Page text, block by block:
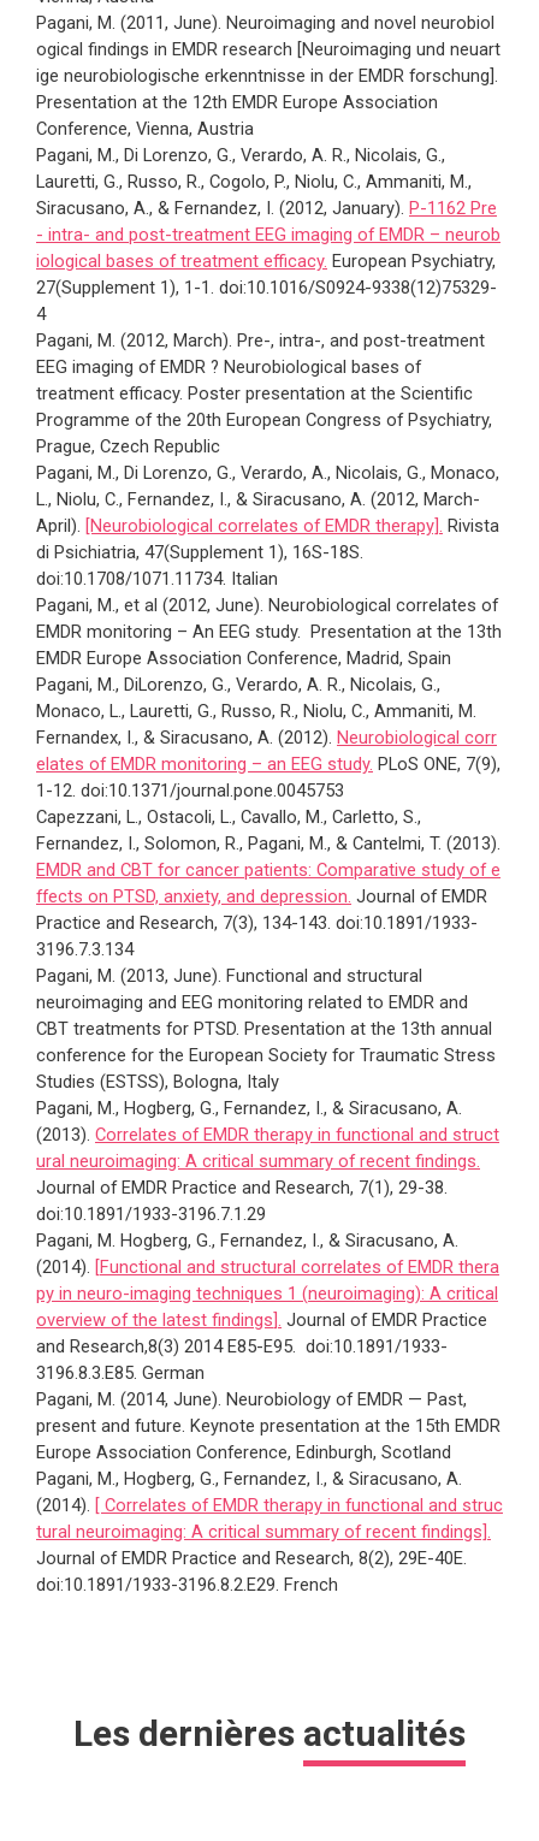
Pagani, M. (2011, June). Neuroimaging and novel neurobiol
ogical findings in EMDR research [Neuroimaging und neuart
ige neurobiologische erkenntnisse in der EMDR forschung].
Presentation at the 12th EMDR Europe Association
Conference, Vienna, Austria
Pagani, M., Di Lorenzo, G., Verardo, A. R., Nicolais, G.,
Lauretti, G., Russo, R., Cogolo, P., Niolu, C., Ammaniti, M.,
Siracusano, A., & Fernandez, I. (2012, January). P-1162 Pre
- intra- and post-treatment EEG imaging of EMDR – neurob
iological bases of treatment efficacy. European Psychiatry,
27(Supplement 1), 1-1. doi:10.1016/S0924-9338(12)75329-
4
Pagani, M. (2012, March). Pre-, intra-, and post-treatment
EEG imaging of EMDR ? Neurobiological bases of
treatment efficacy. Poster presentation at the Scientific
Programme of the 20th European Congress of Psychiatry,
Prague, Czech Republic
Pagani, M., Di Lorenzo, G., Verardo, A., Nicolais, G., Monaco,
L., Niolu, C., Fernandez, I., & Siracusano, A. (2012, March-
April). [Neurobiological correlates of EMDR therapy]. Rivista
di Psichiatria, 47(Supplement 1), 16S-18S.
doi:10.1708/1071.11734. Italian
Pagani, M., et al (2012, June). Neurobiological correlates of
EMDR monitoring – An EEG study. Presentation at the 13th
EMDR Europe Association Conference, Madrid, Spain
Pagani, M., DiLorenzo, G., Verardo, A. R., Nicolais, G.,
Monaco, L., Lauretti, G., Russo, R., Niolu, C., Ammaniti, M.
Fernandex, I., & Siracusano, A. (2012). Neurobiological corr
elates of EMDR monitoring – an EEG study. PLoS ONE, 7(9),
1-12. doi:10.1371/journal.pone.0045753
Capezzani, L., Ostacoli, L., Cavallo, M., Carletto, S.,
Fernandez, I., Solomon, R., Pagani, M., & Cantelmi, T. (2013).
EMDR and CBT for cancer patients: Comparative study of e
ffects on PTSD, anxiety, and depression. Journal of EMDR
Practice and Research, 7(3), 134-143. doi:10.1891/1933-
3196.7.3.134
Pagani, M. (2013, June). Functional and structural
neuroimaging and EEG monitoring related to EMDR and
CBT treatments for PTSD. Presentation at the 13th annual
conference for the European Society for Traumatic Stress
Studies (ESTSS), Bologna, Italy
Pagani, M., Hogberg, G., Fernandez, I., & Siracusano, A.
(2013). Correlates of EMDR therapy in functional and struct
ural neuroimaging: A critical summary of recent findings.
Journal of EMDR Practice and Research, 7(1), 29-38.
doi:10.1891/1933-3196.7.1.29
Pagani, M. Hogberg, G., Fernandez, I., & Siracusano, A.
(2014). [Functional and structural correlates of EMDR thera
py in neuro-imaging techniques 1 (neuroimaging): A critical
overview of the latest findings]. Journal of EMDR Practice
and Research,8(3) 2014 E85-E95. doi:10.1891/1933-
3196.8.3.E85. German
Pagani, M. (2014, June). Neurobiology of EMDR — Past,
present and future. Keynote presentation at the 15th EMDR
Europe Association Conference, Edinburgh, Scotland
Pagani, M., Hogberg, G., Fernandez, I., & Siracusano, A.
(2014). [ Correlates of EMDR therapy in functional and struc
tural neuroimaging: A critical summary of recent findings].
Journal of EMDR Practice and Research, 8(2), 29E-40E.
doi:10.1891/1933-3196.8.2.E29. French
Les dernières actualités